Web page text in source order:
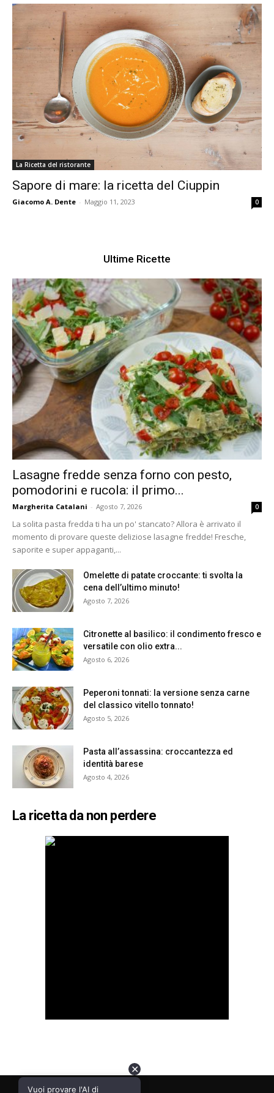
La Ricetta del ristorante
Sapore di mare: la ricetta del Ciuppin
Giacomo A. Dente - Maggio 11, 2023 0
Ultime Ricette
Lasagne fredde senza forno con pesto,
pomodorini e rucola: il primo...
Margherita Catalani - Agosto 7, 2026 0
La solita pasta fredda ti ha un po' stancato? Allora è arrivato il
momento di provare queste deliziose lasagne fredde! Fresche,
saporite e super appaganti,...
Omelette di patate croccante: ti svolta la
cena dell’ultimo minuto!
Agosto 7, 2026
Citronette al basilico: il condimento fresco e
versatile con olio extra...
Agosto 6, 2026
Peperoni tonnati: la versione senza carne
del classico vitello tonnato!
Agosto 5, 2026
Pasta all’assassina: croccantezza ed
identità barese
Agosto 4, 2026
La ricetta da non perdere
✕
Vuoi provare l'AI di